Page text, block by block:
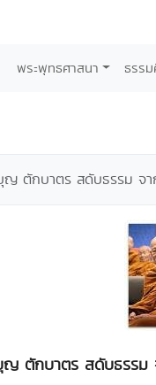
พระพุทธศาสนา ธรร
ญ ตักบาตร สดับธรรม จ
ญ ตักบาตร สดับธรร